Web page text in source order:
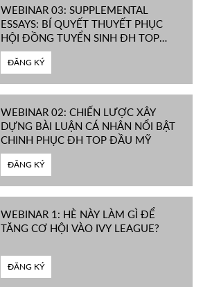
WEBINAR 03: SUPPLEMENTAL
ESSAYS: BÍ QUYẾT THUYẾT PHỤC
HỘI ĐỒNG TUYỂN SINH ĐH TOP
ĐẦU MỸ
ĐĂNG KÝ
WEBINAR 02: CHIẾN LƯỢC XÂY
DỰNG BÀI LUẬN CÁ NHÂN NỔI BẬT
CHINH PHỤC ĐH TOP ĐẦU MỸ
ĐĂNG KÝ
WEBINAR 1: HÈ NÀY LÀM GÌ ĐỂ
TĂNG CƠ HỘI VÀO IVY LEAGUE?
ĐĂNG KÝ